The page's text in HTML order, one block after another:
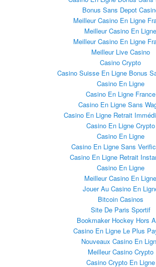
Bonus Sans Depot
Meilleur Casino En Ligne
Meilleur Casino En Ligne
Meilleur Casino En Ligne
Meilleur Live Casino
Casino Crypto
Casino Suisse En Ligne Bonus
Casino En Ligne
Casino En Ligne France
Casino En Ligne Sans
Casino En Ligne Retrait
Casino En Ligne Crypto
Casino En Ligne
Casino En Ligne Sans
Casino En Ligne Retrait
Casino En Ligne
Meilleur Casino En Ligne
Jouer Au Casino En
Bitcoin Casinos
Site De Paris Sportif
Bookmaker Hockey Hors
Casino En Ligne Le Plus
Nouveaux Casino En
Meilleur Casino Crypto
Casino Crypto En Ligne